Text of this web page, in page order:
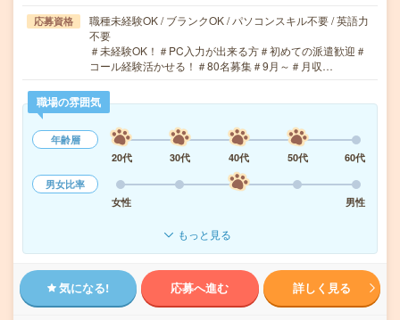
応募資格
職種未経験OK / ブランクOK / パソコンスキル不要 / 英語力
不要
＃未経験OK！＃PC入力が出来る方＃初めての派遣歓迎＃
コール経験活かせる！＃80名募集＃9月～＃月収…
職場の雰囲気
年齢層
20代
30代 40代 50代
60代
男女比率
女性
男性
もっと見る
気になる! 応募へ進む 詳しく見る